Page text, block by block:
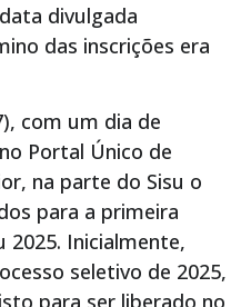
divulgada
das inscrições era
com um dia de
Portal Único de
na parte do Sisu o
para a primeira
2025. Inicialmente,
seletivo de 2025,
para ser liberado no